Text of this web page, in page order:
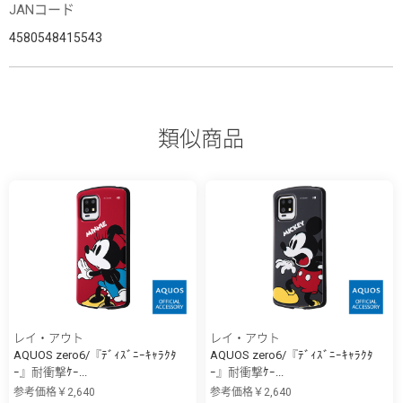
JANコード
4580548415543
類似商品
レイ・アウト
AQUOS zero6/『ﾃﾞｨｽﾞﾆｰｷｬﾗｸﾀ
ｰ』耐衝撃ｹｰ...
参考価格￥2,640
レイ・アウト
AQUOS zero6/『ﾃﾞｨｽﾞﾆｰｷｬﾗｸﾀ
ｰ』耐衝撃ｹｰ...
参考価格￥2,640